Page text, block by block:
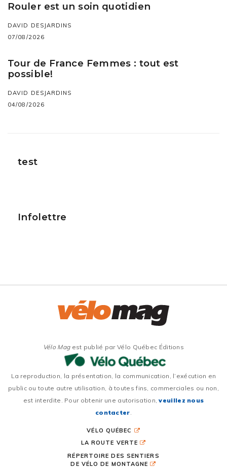
Rouler est un soin quotidien
DAVID DESJARDINS
07/08/2026
Tour de France Femmes : tout est
possible!
DAVID DESJARDINS
04/08/2026
test
Infolettre
Vélo Magest publié par Vélo Québec Éditions
La reproduction, la présentation, la communication, l’exécution en
public ou toute autre utilisation, à toutes fins, commerciales ou non,
est interdite. Pour obtenir une autorisation,veuillez nous
contacter.
VÉLO QUÉBEC
LA ROUTE VERTE
RÉPERTOIRE DES SENTIERS
DE VÉLO DE MONTAGNE